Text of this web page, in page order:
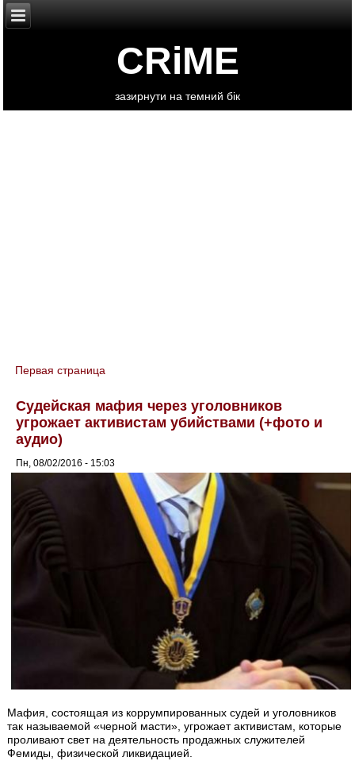
CRiME
зазирнути на темний бік
You are here
Первая страница
Судейская мафия через уголовников
угрожает активистам убийствами (+фото и
аудио)
Пн, 08/02/2016 - 15:03
Мафия, состоящая из коррумпированных судей и уголовников
так называемой «черной масти», угрожает активистам, которые
проливают свет на деятельность продажных служителей
Фемиды, физической ликвидацией.